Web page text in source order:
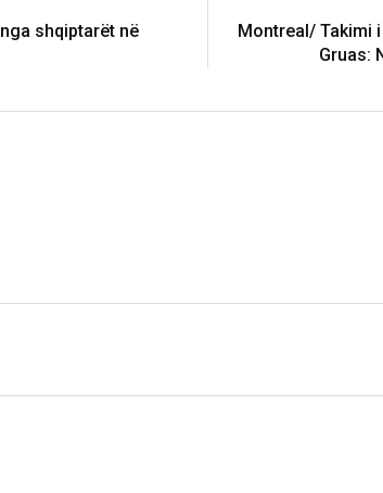
shqiptarët në
Montreal/ Takimi
Gruas: